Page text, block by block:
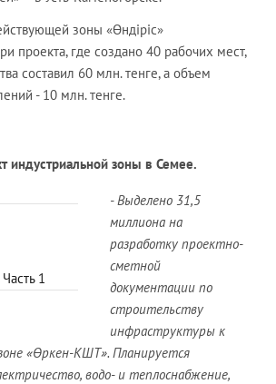
зоны «Өндіріс»
проекта, где создано 40 рабочих мест,
составил 60 млн. тенге, а объем
- 10 млн. тенге.
индустриальной зоны в Семее.
1
- Выделено 31,5
миллиона на
разработку проектно-
сметной
документации по
строительству
инфраструктуры к
«Өркен-КШТ». Планируется
водо- и теплоснабжение,